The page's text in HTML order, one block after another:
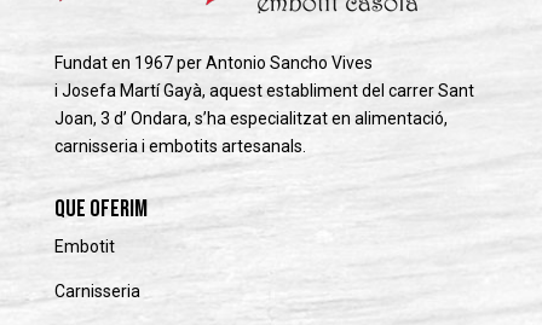
Fundat en 1967 per Antonio Sancho Vives
i Josefa MartíGayà, aquest establiment del carrer Sant
Joan, 3 d’ Ondara, s’ha especialitzat en alimentació,
carnisseria i embotits artesanals.
que oferim
Embotit
Carnisseria